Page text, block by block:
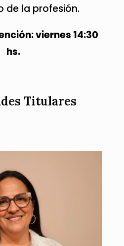
de la profesión.​
viernes 14:30
hs.
Titulares